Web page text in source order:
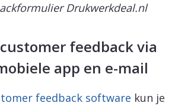
Drukwerkdeal.nl
feedback via
app en e-mail
feedback software kun je